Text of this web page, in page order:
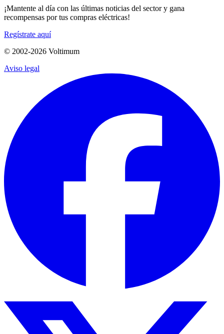
¡Mantente al día con las últimas noticias del sector y gana
recompensas por tus compras eléctricas!
Regístrate aquí
© 2002-2026 Voltimum
Aviso legal